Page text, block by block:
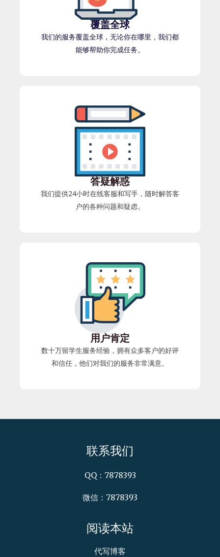
覆盖全球
我们的服务覆盖全球，无论你在哪里，我们都
能够帮助你完成任务。
答疑解惑
我们提供24小时在线客服和写手，随时解答客
户的各种问题和疑虑。
用户肯定
数十万留学生服务经验，拥有众多客户的好评
和信任，他们对我们的服务非常满意。
联系我们
QQ：7878393
微信：7878393
阅读本站
代写博客